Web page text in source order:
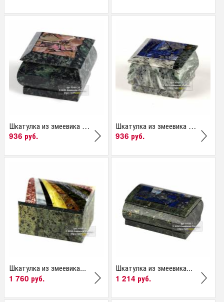
Шкатулка из змеевика и...
936 руб.
Шкатулка из змеевика и...
936 руб.
Шкатулка из змеевика...
1 760 руб.
Шкатулка из змеевика...
1 214 руб.